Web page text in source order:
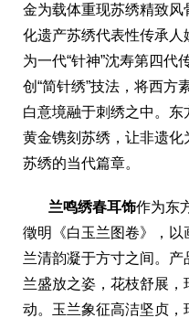
金为载体重现苏绣精致
化遗产苏绣代表性传承
为一代“针神”沈寿第四代
创“简针绣”技法，将西方
白意境融于刺绣之中。
黄金镌刻苏绣，让非遗
苏绣的当代篇章。
兰鸣绣春耳饰作为东
徵明《白玉兰图卷》，以
兰清韵凝于方寸之间。
兰盛放之姿，花枝舒展，
动。玉兰象征高洁坚贞